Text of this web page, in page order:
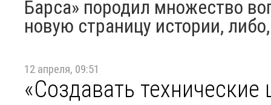
Барса» породил множество
новую страницу истории,
12 апреля, 09:51
«Создавать